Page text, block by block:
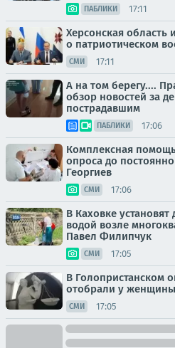
ПАБЛИКИ 17:11
Херсонская область
о патриотическом
СМИ 17:11
А на том берегу....
обзор новостей за
пострадавшим
ПАБЛИКИ 17:06
Комплексная
опроса до
Георгиев
СМИ 17:06
В Каховке
водой возле
Павел Филипчук
СМИ 17:05
В Голопристанском
отобрали у
СМИ 17:05